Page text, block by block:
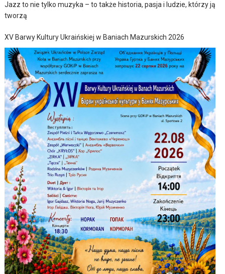
Jazz to nie tylko muzyka – to także historia, pasja i ludzie, którzy ją
tworzą
XV Barwy Kultury Ukraińskiej w Baniach Mazurskich 2026